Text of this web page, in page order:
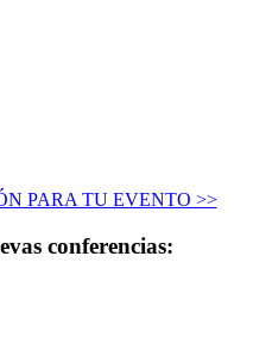
PARA TU EVENTO >>
conferencias: